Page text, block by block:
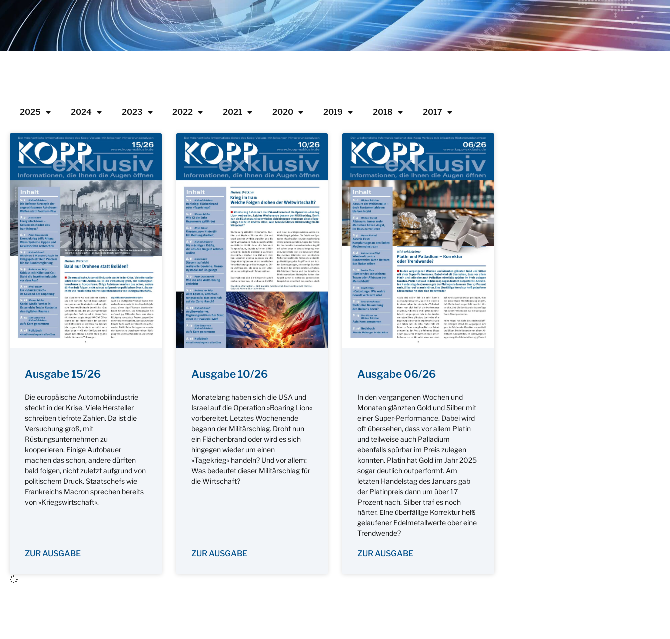
2025 2024 2023 2022 2021 2020 2019 2018 2017
Ausgabe 15/26
Die europäische Automobilindustrie
steckt in der Krise. Viele Hersteller
schreiben tiefrote Zahlen. Da ist die
Versuchung groß, mit
Rüstungsunternehmen zu
kooperieren. Einige Autobauer
machen das schon, andere dürften
bald folgen, nicht zuletzt aufgrund von
politischem Druck. Staatschefs wie
Frankreichs Macron sprechen bereits
von »Kriegswirtschaft«.
ZUR AUSGABE
Ausgabe 10/26
Monatelang haben sich die USA und
Israel auf die Operation »Roaring Lion«
vorbereitet. Letztes Wochenende
begann der Militärschlag. Droht nun
ein Flächenbrand oder wird es sich
hingegen wieder um einen
»Tagekrieg« handeln? Und vor allem:
Was bedeutet dieser Militärschlag für
die Wirtschaft?
ZUR AUSGABE
Ausgabe 06/26
In den vergangenen Wochen und
Monaten glänzten Gold und Silber mit
einer Super-Performance. Dabei wird
oft übersehen, dass vor allem Platin
und teilweise auch Palladium
ebenfalls spürbar im Preis zulegen
konnten. Platin hat Gold im Jahr 2025
sogar deutlich outperformt. Am
letzten Handelstag des Januars gab
der Platinpreis dann um über 17
Prozent nach. Silber traf es noch
härter. Eine überfällige Korrektur heiß
gelaufener Edelmetallwerte ober eine
Trendwende?
ZUR AUSGABE